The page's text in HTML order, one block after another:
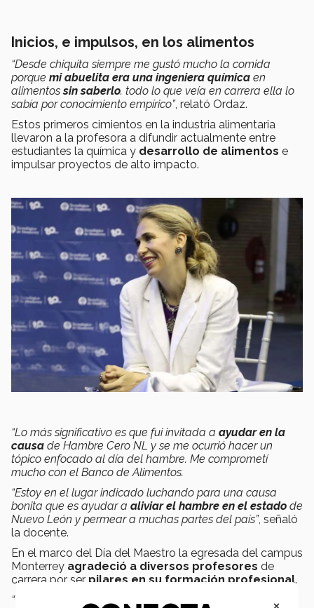
Inicios, e impulsos, en los alimentos
“Desde chiquita siempre me gustó mucho la comida
porque mi abuelita era una ingeniera química en
alimentossin saberlo. todo lo que veía en carrera ella lo
sabía por conocimiento empírico”, relató Ordaz.
Estos primeros cimientos en la industria alimentaria
llevaron a la profesora a difundir actualmente entre
estudiantes la química y desarrollo de alimentos e
impulsar proyectos de alto impacto.
“Lo más significativo es que fui invitada a ayudar en la
causa de Hambre Cero NL y se me ocurrió hacer un
tópico enfocado al día del hambre. Me comprometí
mucho con el Banco de Alimentos.
“Estoy en el lugar indicado luchando para una causa
bonita que es ayudar a aliviar el hambre en el estado de
Nuevo León y permear a muchas partes del país”, señaló
la docente.
En el marco del Día del Maestro la egresada del campus
Monterrey agradeció a diversos profesores de
carrera por ser pilares en su formación profesional.
“Tuve excelentes maestros como el doctor
Sergio Serna